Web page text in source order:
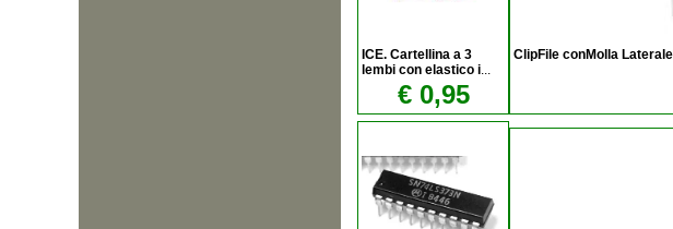
ICE. Cartellina a 3
lembi con elastico i...
€ 0,95
ClipFile conMolla